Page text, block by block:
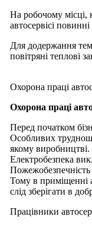
На робочому місці,
автосервісі
Для додержання
повітряні теплові
Охорона праці
Охорона праці
Перед початком
Особливих
якому
Електробезпека
Пожежобезпечність
Тому в приміщенні
слід зберігати в
Працівники